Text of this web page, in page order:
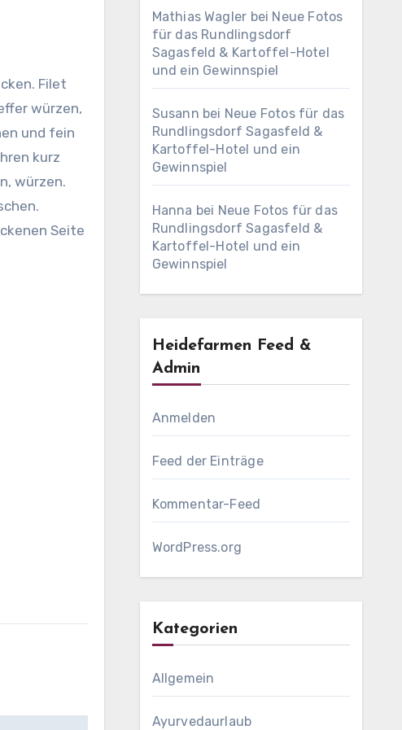
Filet
würzen,
und fein
kurz
würzen.
Seite
Mathias Wagler bei Neue Fotos
für das Rundlingsdorf
Sagasfeld & Kartoffel-Hotel
und ein Gewinnspiel
Susann bei Neue Fotos für das
Rundlingsdorf Sagasfeld &
Kartoffel-Hotel und ein
Gewinnspiel
Hanna bei Neue Fotos für das
Rundlingsdorf Sagasfeld &
Kartoffel-Hotel und ein
Gewinnspiel
Heidefarmen Feed &
Admin
Anmelden
Feed der Einträge
Kommentar-Feed
WordPress.org
Kategorien
Allgemein
Ayurvedaurlaub